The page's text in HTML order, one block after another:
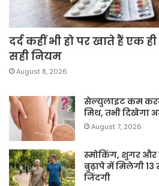
दर्द कहीं भी हो पर खाते हैं
सही नियम
August 8, 2026
सेल्युलाइट कम
मिथ, तभी दिखेगा
August 7, 2026
स्मोकिंग, शुगर और
बुढ़ापे में मिलेगी 13
जिंदगी